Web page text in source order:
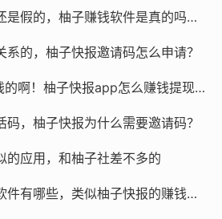
柚子平台赚钱是真的还是假的，柚子赚钱软件是真的吗还是假的？
的，柚子快报邀请码怎么申请？
柚子快报app怎么赚钱的啊！柚子快报app怎么赚钱提现到微信
，柚子快报为什么需要邀请码？
的应用，和柚子社差不多的
类似柚子快报的赚钱软件有哪些，类似柚子快报的赚钱软件是真的吗